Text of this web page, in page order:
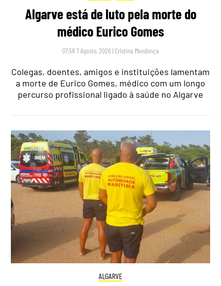
Algarve está de luto pela morte do
médico Eurico Gomes
07:58 7 Agosto, 2026 | Cristina Mendonça
Colegas, doentes, amigos e instituições lamentam
a morte de Eurico Gomes, médico com um longo
percurso profissional ligado à saúde no Algarve
ALGARVE